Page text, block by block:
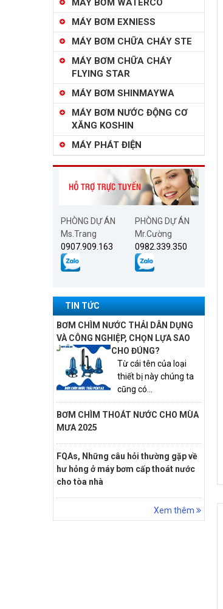
MÁY BƠM WATERCO
MÁY BƠM EXNIESS
MÁY BƠM CHỮA CHÁY STE
MÁY BƠM CHỮA CHÁY
FLYING STAR
MÁY BƠM SHINMAYWA
MÁY BƠM NƯỚC ĐỘNG CƠ
XĂNG KOSHIN
MÁY PHÁT ĐIỆN
PHÒNG DỰ ÁN
Ms.Trang
0907.909.163
PHÒNG DỰ ÁN
Mr.Cường
0982.339.350
TIN TỨC
BƠM CHÌM NƯỚC THẢI DÂN DỤNG
VÀ CÔNG NGHIỆP, CHỌN LỰA SAO
CHO ĐÚNG?
Từ cái tên của loại
thiết bị này chúng ta
cũng có...
BƠM CHÌM THOÁT NƯỚC CHO MÙA
MƯA 2025
FQAs, Những câu hỏi thường gặp về
hư hỏng ở máy bơm cấp thoát nước
cho tòa nhà
Xem thêm